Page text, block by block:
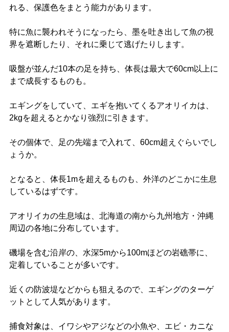
れる、保護色をまとう能力があります。
特に魚に襲われそうになったら、墨を吐き出して魚の視
界を遮断したり、それに乗じて逃げたりします。
吸盤が並んだ10本の足を持ち、体長は最大で60cm以上に
まで成長するものも。
エギングをしていて、エギを抱いてくるアオリイカは、
2kgを超えるとかなり強烈に引きます。
その個体で、足の先端まで入れて、60cm超えぐらいでし
ょうか。
となると、体長1mを超えるものも、外洋のどこかに生息
しているはずです。
アオリイカの生息域は、北海道の南から九州地方・沖縄
周辺の各地に分布しています。
磯場を含む沿岸の、水深5mから100mほどの岩礁帯に、
定着していることが多いです。
近くの防波堤などからも狙えるので、エギングのターゲ
ットとして人気があります。
捕食対象は、イワシやアジなどの小魚や、エビ・カニな